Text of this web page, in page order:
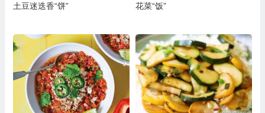
土豆迷迭香“饼” 花菜“饭”